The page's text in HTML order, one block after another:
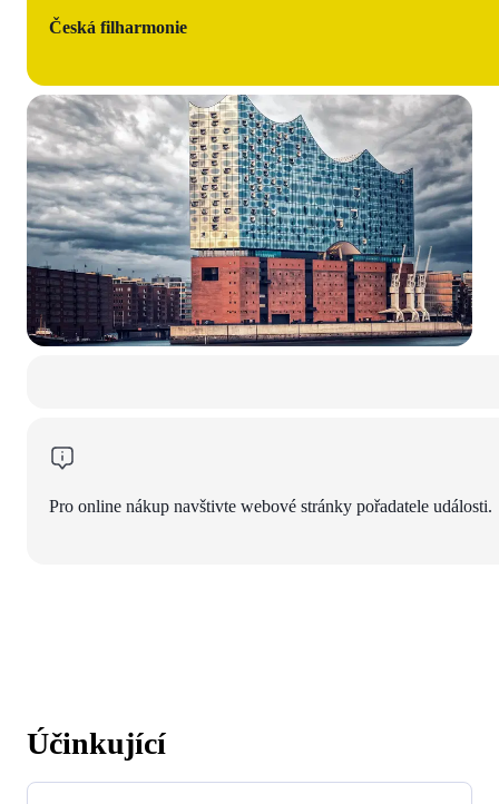
Česká filharmonie
Pro online nákup navštivte webové stránky pořadatele události.
Účinkující